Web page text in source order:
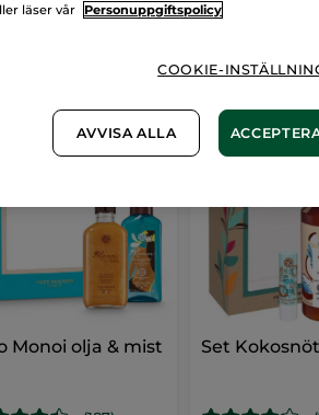
Monoi olja & mist Set Kokosnöt
läser vår
Personuppgiftspolicy
COOKIE-
AVVISA ALLA